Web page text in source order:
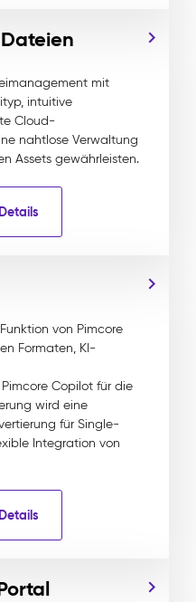
mit
intuitive
Cloud-
nahtlose Verwaltung
Assets gewährleisten.
von Pimcore
Formaten, KI-
Copilot für die
wird eine
für Single-
Integration von